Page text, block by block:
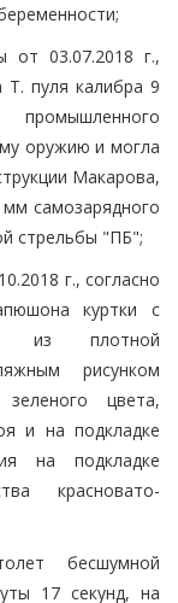
от 03.07.2018 г.,
Т. пуля калибра 9
оружию и могла
Макарова,
самозарядного
стрельбы "ПБ";
г., согласно
куртки с
из плотной
рисунком
цвета,
и на подкладке
на подкладке
красновато-
бесшумной
17 секунд, на